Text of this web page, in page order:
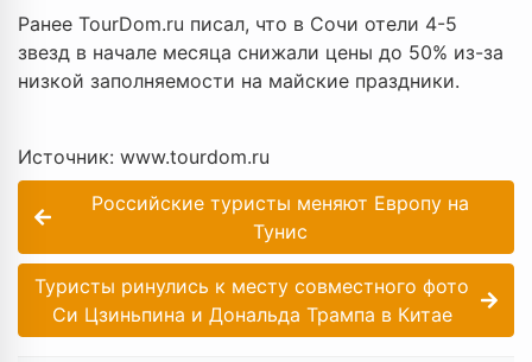
Ранее TourDom.ru писал, что в Сочи отели 4-5
звезд в начале месяца снижали цены до 50% из-за
низкой заполняемости на майские праздники.
Источник: www.tourdom.ru
Российские туристы меняют Европу на
Тунис
Туристы ринулись к месту совместного фото
Си Цзиньпина и Дональда Трампа в Китае